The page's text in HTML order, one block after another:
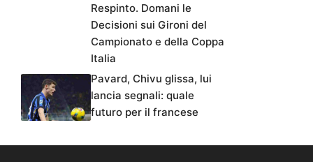
Respinto. Domani le
Decisioni sui Gironi del
Campionato e della Coppa
Italia
Pavard, Chivu glissa, lui
lancia segnali: quale
futuro per il francese